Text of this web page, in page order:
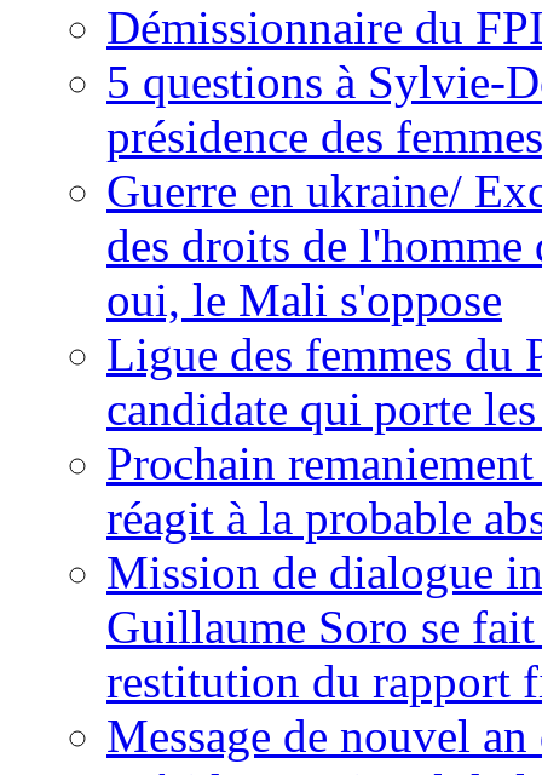
Démissionnaire du
5 questions à Sylvie-
présidence des
Guerre en ukraine/
des droits de
oui, le Mali s'oppose
Ligue des femmes du
candidate qui porte
Prochain
réagit à la probable
Mission de dialogue
Guillaume Soro se
restitution du rapport
Message de nouvel